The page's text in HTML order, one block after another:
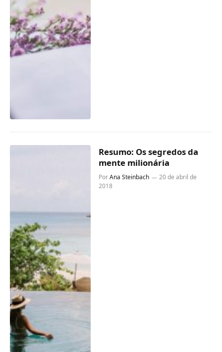
Resumo: Os segredos da
mente milionária
PorAna Steinbach
20 de abril de
2018